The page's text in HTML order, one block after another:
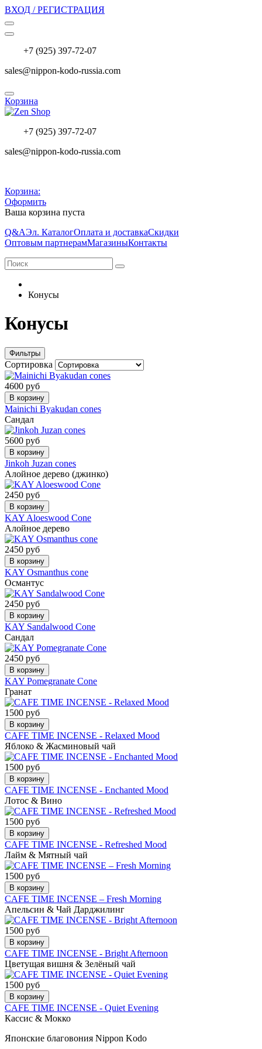
ВХОД / РЕГИСТРАЦИЯ
+7 (925) 397-72-07
sales@nippon-kodo-russia.com
Корзина
+7 (925) 397-72-07
sales@nippon-kodo-russia.com
Корзина:
Оформить
Ваша корзина пуста
Q&AЭл. КаталогОплата и доставкаСкидки
Оптовым партнерамМагазиныКонтакты
Конусы
Конусы
Фильтры
Сортировка
4600 руб
В корзину
Mainichi Byakudan cones
Сандал
5600 руб
В корзину
Jinkoh Juzan cones
Алойное дерево (джинко)
2450 руб
В корзину
KAY Aloeswood Cone
Алойное дерево
2450 руб
В корзину
KAY Osmanthus cone
Османтус
2450 руб
В корзину
KAY Sandalwood Cone
Сандал
2450 руб
В корзину
KAY Pomegranate Cone
Гранат
1500 руб
В корзину
CAFE TIME INCENSE - Relaxed Mood
Яблоко & Жасминовый чай
1500 руб
В корзину
CAFE TIME INCENSE - Enchanted Mood
Лотос & Вино
1500 руб
В корзину
CAFE TIME INCENSE - Refreshed Mood
Лайм & Мятный чай
1500 руб
В корзину
CAFE TIME INCENSE – Fresh Morning
Апельсин & Чай Дарджилинг
1500 руб
В корзину
CAFE TIME INCENSE - Bright Afternoon
Цветущая вишня & Зелёный чай
1500 руб
В корзину
CAFE TIME INCENSE - Quiet Evening
Кассис & Мокко
Японские благовония Nippon Kodo